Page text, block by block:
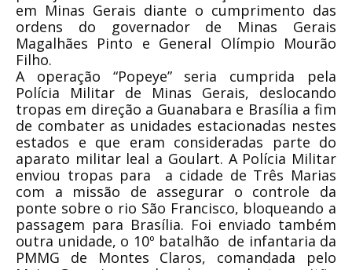
em Minas Gerais diante o cumprimento das
ordens do governador de Minas Gerais
Magalhães Pinto e General Olímpio Mourão
Filho.
A operação “Popeye” seria cumprida pela
Polícia Militar de Minas Gerais, deslocando
tropas em direção a Guanabara e Brasília a fim
de combater as unidades estacionadas nestes
estados e que eram consideradas parte do
aparato militar leal a Goulart. A Polícia Militar
enviou tropas para a cidade de Três Marias
com a missão de assegurar o controle da
ponte sobre o rio São Francisco, bloqueando a
passagem para Brasília. Foi enviado também
outra unidade, o 10º batalhão de infantaria da
PMMG de Montes Claros, comandada pelo